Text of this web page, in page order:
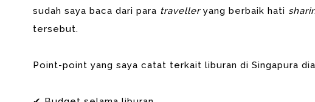
sudah saya baca dari para traveller yang berbaik hati
tersebut.
Point-point yang saya catat terkait liburan di Singapura